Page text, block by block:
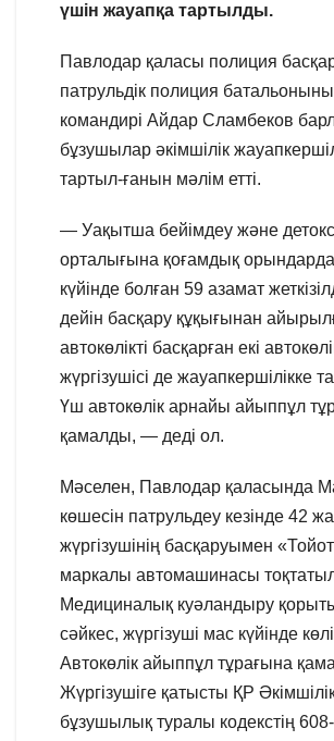
үшін жауапқа тартылды.
Павлодар қаласы полиция
патрульдік полиция
командирі Айдар Сламбеков
бұзушылар әкімшілік
тартыл-ғанын мәлім етті.
— Уақытша бейімдеу және
орталығына қоғамдық
күйінде болған 59 азамат
дейін басқару құқығынан
автокөлікті басқарған екі
жүргізушісі де жауапкершілікке
Үш автокөлік арнайы айыппұл
қамалды, — деді ол.
Мәселен, Павлодар қаласында
көшесін патрульдеу кезінде 42
жүргізушінің басқаруымен
маркалы автомашинасы
Медициналық куәландыру
сәйкес, жүргізуші мас күйінде
Автокөлік айыппұл тұрағына
Жүргізушіге қатысты ҚР
бұзушылық туралы кодекстің